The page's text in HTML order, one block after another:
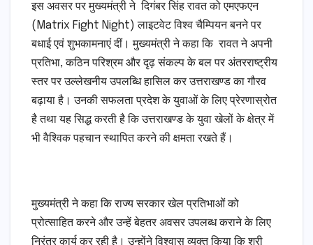
इस अवसर पर मुख्यमंत्री ने दिगंबर सिंह रावत को एमएफएन
(Matrix Fight Night) लाइटवेट विश्व चैम्पियन बनने पर
बधाई एवं शुभकामनाएं दीं। मुख्यमंत्री ने कहा कि रावत ने अपनी
प्रतिभा, कठिन परिश्रम और दृढ़ संकल्प के बल पर अंतरराष्ट्रीय
स्तर पर उल्लेखनीय उपलब्धि हासिल कर उत्तराखण्ड का गौरव
बढ़ाया है। उनकी सफलता प्रदेश के युवाओं के लिए प्रेरणास्रोत
है तथा यह सिद्ध करती है कि उत्तराखण्ड के युवा खेलों के क्षेत्र में
भी वैश्विक पहचान स्थापित करने की क्षमता रखते हैं।
मुख्यमंत्री ने कहा कि राज्य सरकार खेल प्रतिभाओं को
प्रोत्साहित करने और उन्हें बेहतर अवसर उपलब्ध कराने के लिए
निरंतर कार्य कर रही है। उन्होंने विश्वास व्यक्त किया कि श्री